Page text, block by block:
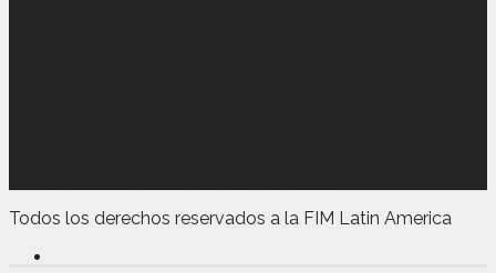
Todos los derechos reservados a la FIM Latin America